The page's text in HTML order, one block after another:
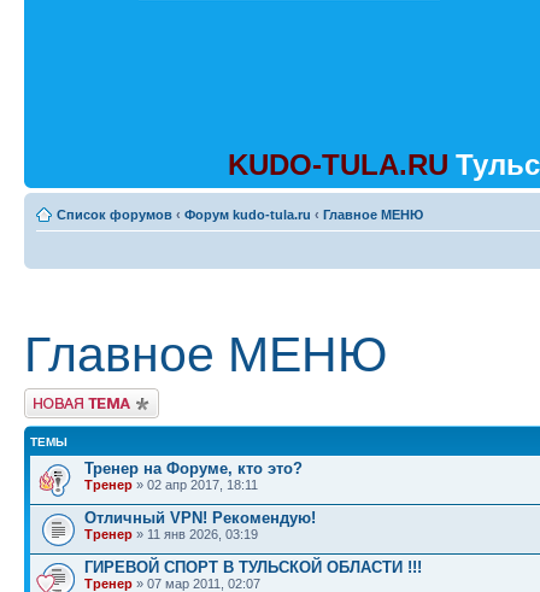
KUDO-TULA.RU
Список форумов ‹ Форум kudo-tula.ru ‹ Главное МЕНЮ
Главное МЕНЮ
Начать новую тему
ТЕМЫ
Тренер на Форуме, кто это?
Тренер » 02 апр 2017, 18:11
Отличный VPN! Рекомендую!
Тренер » 11 янв 2026, 03:19
ГИРЕВОЙ СПОРТ В ТУЛЬСКОЙ ОБЛАСТИ !!!
Тренер » 07 мар 2011, 02:07